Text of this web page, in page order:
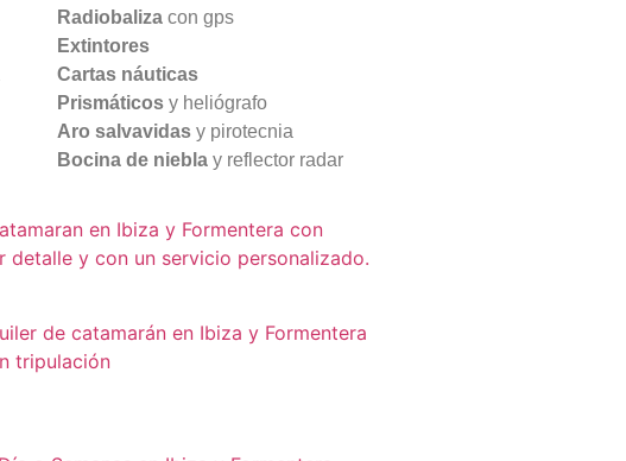
Radiobaliza con gps
Extintores
Cartas náuticas
Prismáticos y heliógrafo
Aro salvavidas y pirotecnia
Bocina de niebla y reflector radar